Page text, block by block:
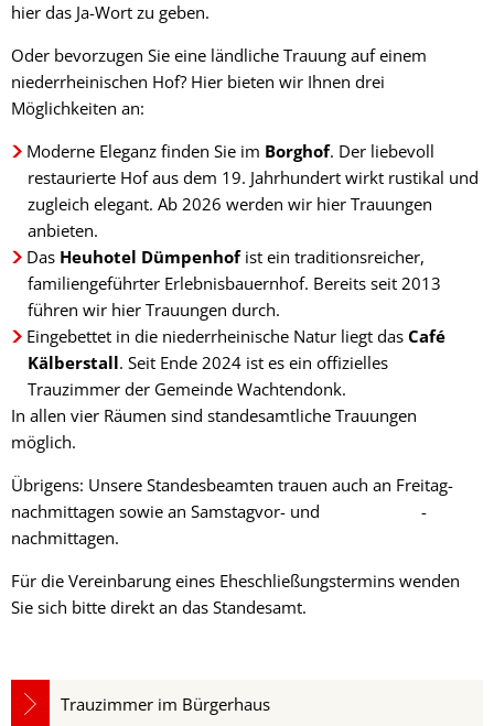
hier das Ja-Wort zu geben.
Oder bevorzugen Sie eine ländliche Trauung auf einem
niederrheinischen Hof? Hier bieten wir Ihnen drei
Möglichkeiten an:
Moderne Eleganz finden Sie im Borghof. Der liebevoll
restaurierte Hof aus dem 19. Jahrhundert wirkt rustikal und
zugleich elegant. Ab 2026 werden wir hier Trauungen
anbieten.
Das Heuhotel Dümpenhofist ein traditionsreicher,
familiengeführter Erlebnisbauernhof. Bereits seit 2013
führen wir hier Trauungen durch.
Eingebettet in die niederrheinische Natur liegt das Café
Kälberstall. Seit Ende 2024 ist es ein offizielles
Trauzimmer der Gemeinde Wachtendonk.
In allen vier Räumen sind standesamtliche Trauungen
möglich.
Übrigens: Unsere Standesbeamten trauen auch an Freitag­
nachmittagen sowie an Samstagvor- und -
nachmittagen.
Für die Vereinbarung eines Eheschließungstermins wenden
Sie sich bitte direkt an das Standesamt.
Trauzimmer im Bürgerhaus